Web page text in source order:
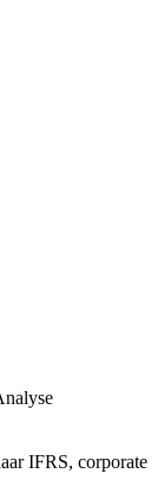
IFRS, corporate